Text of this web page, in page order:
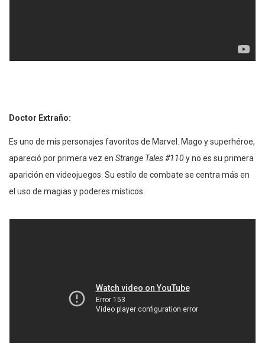
Doctor Extraño:
Es uno de mis personajes favoritos de Marvel. Mago y superhéroe,
apareció por primera vez en Strange Tales #110y no es su primera
aparición en videojuegos. Su estilo de combate se centra más en
el uso de magias y poderes místicos.